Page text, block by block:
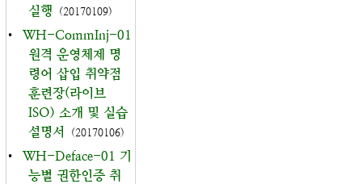
실행
(20170109)
•
WH-CommInj-01
원격 운영체제 명
령어 삽입 취약점
훈련장(라이브
ISO) 소개 및 실습
설명서
(20170106)
•
WH-Deface-01 기
능별 권한인증 취